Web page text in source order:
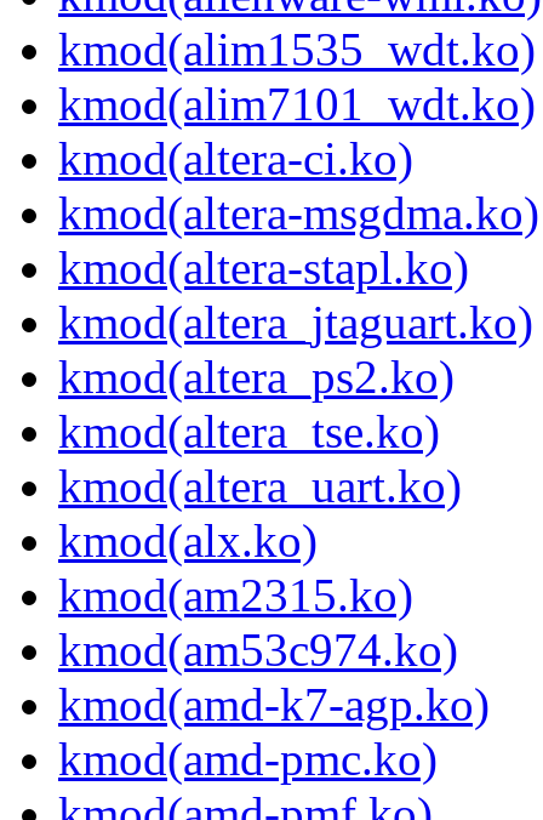
kmod(alim1535_wdt.ko)
kmod(alim7101_wdt.ko)
kmod(altera-ci.ko)
kmod(altera-msgdma.ko)
kmod(altera-stapl.ko)
kmod(altera_jtaguart.ko)
kmod(altera_ps2.ko)
kmod(altera_tse.ko)
kmod(altera_uart.ko)
kmod(alx.ko)
kmod(am2315.ko)
kmod(am53c974.ko)
kmod(amd-k7-agp.ko)
kmod(amd-pmc.ko)